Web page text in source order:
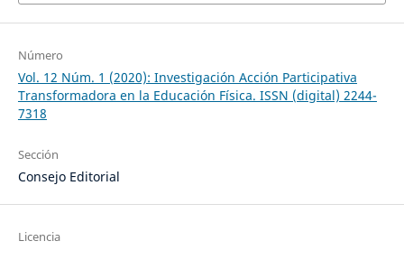
Número
Vol. 12 Núm. 1 (2020): Investigación Acción Participativa
Transformadora en la Educación Física. ISSN (digital) 2244-
7318
Sección
Consejo Editorial
Licencia